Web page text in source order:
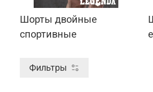
Шорты двойные
спортивные
Фильтры